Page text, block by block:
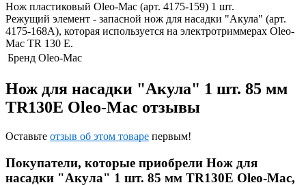
Нож пластиковый Oleo-Mac (арт. 4175-159) 1 шт.
Режущий элемент - запасной нож для насадки "Акула" (арт.
4175-168A), которая используется на электротриммерах Oleo-
Mac TR 130 E.
Бренд Oleo-Mac
Нож для насадки "Акула" 1 шт. 85 мм
TR130E Oleo-Mac отзывы
Оставьте отзыв об этом товаре первым!
Покупатели, которые приобрели Нож для
насадки "Акула" 1 шт. 85 мм TR130E Oleo-Mac,